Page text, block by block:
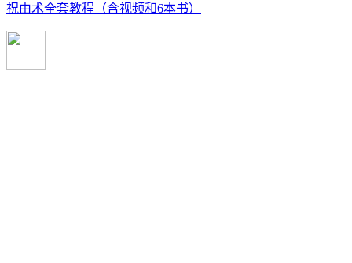
祝由术全套教程（含视频和6本书）